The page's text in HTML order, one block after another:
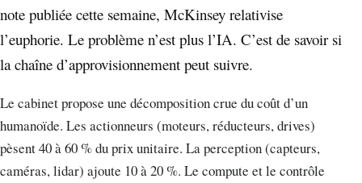
note publiée cette semaine, McKinsey relativise
l’euphorie. Le problème n’est plus l’IA. C’est de savoir si
la chaîne d’approvisionnement peut suivre.
Le cabinet propose une décomposition crue du coût d’un
humanoïde. Les actionneurs (moteurs, réducteurs, drives)
pèsent 40 à 60 % du prix unitaire. La perception (capteurs,
caméras, lidar) ajoute 10 à 20 %. Le compute et le contrôle